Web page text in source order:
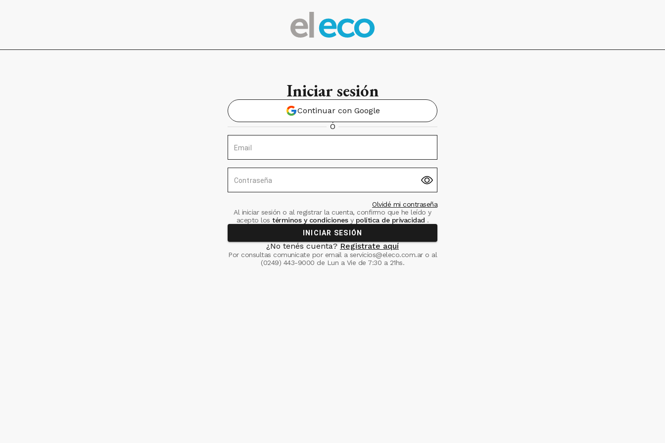
Iniciar sesión
Continuar con Google
Ó
Email
Contraseña
Olvidé mi contraseña
Al iniciar sesión o al registrar la cuenta, confirmo que he leído y
acepto los términos y condiciones ypolítica de privacidad .
INICIAR SESIÓN
¿No tenés cuenta? Registrate aquí
Por consultas comunicate por email a servicios@eleco.com.aro al
(0249) 443-9000 de Lun a Vie de 7:30 a 21hs.